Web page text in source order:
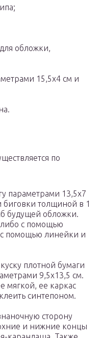
обложки,
15,5х4 см и
по
параметрами 13,5х7
биговки толщиной в 1
будущей обложки.
с помощью
с помощью линейки и
плотной бумаги
9,5х13,5 см.
мягкой, ее каркас
синтепоном.
сторону
и нижние концы